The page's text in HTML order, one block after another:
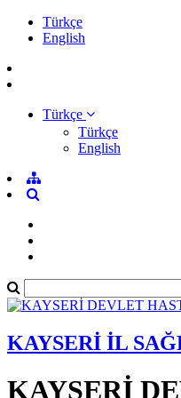
Türkçe
English
Türkçe
Türkçe
English
KAYSERİ İL
KAYSERİ